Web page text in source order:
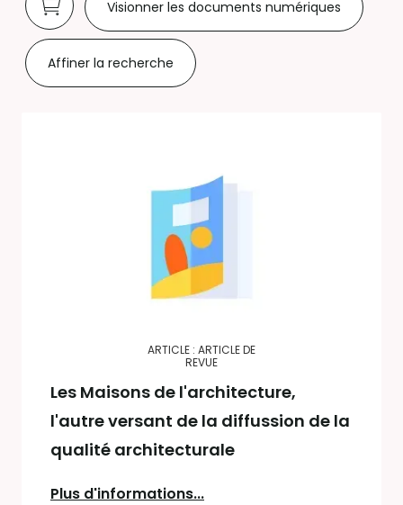
Visionner les documents numériques
Affiner la recherche
ARTICLE : ARTICLE DE
REVUE
Les Maisons de l'architecture,
l'autre versant de la diffussion de la
qualité architecturale
Plus d'informations...